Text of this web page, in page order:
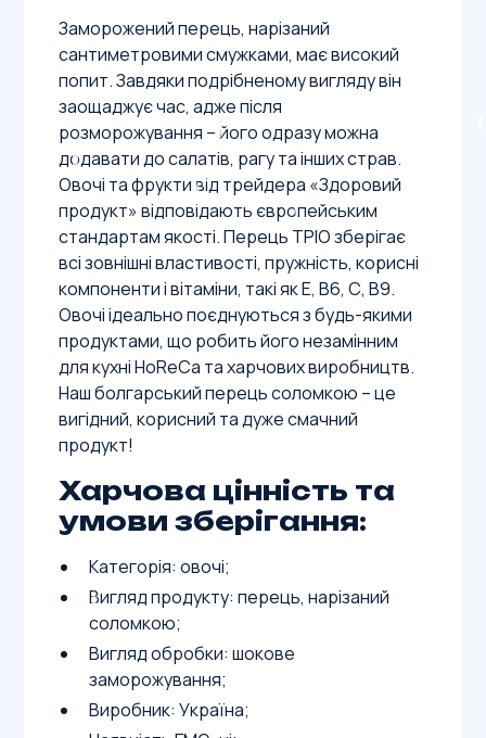
Заморожений перець, нарізаний
сантиметровими смужками, має високий
попит. Завдяки подрібненому вигляду він
заощаджує час, адже після
розморожування – його одразу можна
додавати до салатів, рагу та інших страв.
Овочі та фрукти від трейдера «Здоровий
продукт» відповідають європейським
стандартам якості. Перець ТРІО зберігає
всі зовнішні властивості, пружність, корисні
компоненти і вітаміни, такі як Е, В6, С, В9.
Овочі ідеально поєднуються з будь-якими
продуктами, що робить його незамінним
для кухні HoReCa та харчових виробництв.
Наш болгарський перець соломкою – це
вигідний, корисний та дуже смачний
продукт!
Харчова цінність та
умови зберігання:
Категорія: овочі;
Вигляд продукту: перець, нарізаний
соломкою;
Вигляд обробки: шокове
заморожування;
Виробник: Україна;